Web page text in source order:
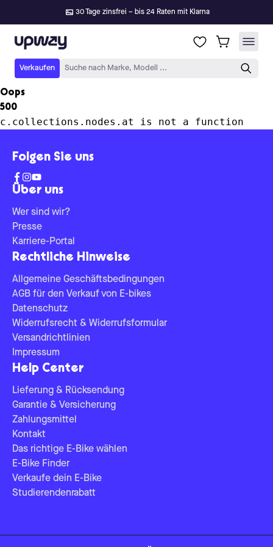
30 Tage zinsfrei – bis 24 Raten mit Klarna
Upway
Verkaufen Suche nach Marke, Modell ...
Oops
500
c.collections.nodes.at is not a function
Über uns
Wer sind wir?
Presse
Karriere-Portal
Rechtliche Hinweise
Allgemeine Geschäftsbedingungen
AGB für den Verkauf von E-bikes
Datenschutz
Widerrufsrecht & Widerrufsformular
Versandrichtlinien
Impressum
Help Center
Lieferung & Rücksendung
Garantie & Versicherung
Zahlungsmittel
Kontakt
Das richtige E-Bike wählen
E-Bike Finder
Verkaufe dein E-Bike
Studierendenrabatt
Folgen Sie uns